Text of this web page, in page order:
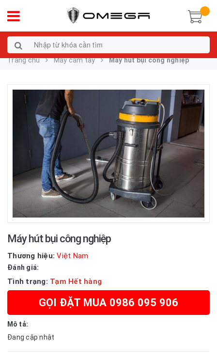
Trang chủ Máy cầm tay Máy hút bụi công nghiệp
Máy hút bụi công nghiệp
Thương hiệu: Việt Nam
Đánh giá:
Tình trạng: Tạm Hết hàng
GỌI ĐẶT MUA 0986 095 906
Mô tả:
Đang cập nhật